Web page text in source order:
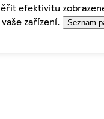
efektivitu
zařízení.
Seznam